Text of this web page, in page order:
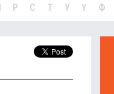
Р С Т У Ү Ф